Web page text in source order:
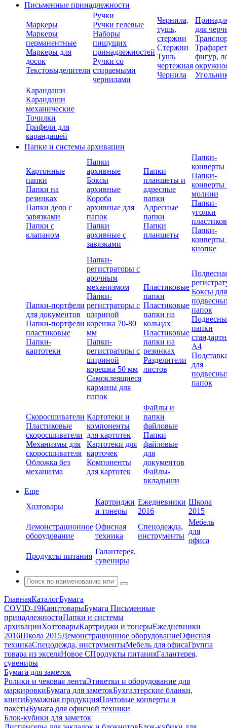
Письменные принадлежности
Маркеры
Маркеры
перманентные
Маркеры для
досок
Текстовыделители
Ручки
Ручки гелевые
Наборы
пишущих
принадлежностей
Ручки со
стираемыми
чернилами
Чернила,
тушь,
стержни
Стержни
Тушь
чертежная
Чернила
для
фигур,
Карандаши
Карандаши
механические
Точилки
Грифели для
карандашей
Папки и системы архивации
Картонные
папки
Папки на
резинках
Папки дело с
завязками
Папки с
клапаном
Папки
архивные
Боксы
архивные
Короба
архивные для
папок
Папки
архивные с
завязками
Папки
планшеты и
адресные
папки
Адресные
папки
Папки
планшеты
Папки-
конверты
Папки-
конверты
молнии
Папки-
уголки
Папки-
конверты
кнопке
Папки-портфели
для документов
Папки-портфели
пластиковые
Папки-
картотеки
Папки-
регистраторы с
арочным
механизмом
Папки-
регистраторы с
шириной
корешка 70-80
мм
Папки-
регистраторы с
шириной
корешка 50 мм
Самоклеящиеся
карманы для
папок
Пластиковые
папки
Пластиковые
папки на
кольцах
Пластиковые
папки на
резинках
Разделители
листов
Боксы для
папок
папки
А4
для
папок
Скоросшиватели
Пластиковые
скоросшиватели
Механизмы для
скоросшивателя
Обложка без
механизма
Картотеки и
компоненты
для картотек
Картотеки для
карточек
Компоненты
для картотек
Файлы и
папки
файловые
Папки
файловые
для
документов
Файлы-
вкладыши
Еще
Хозтовары
Картриджи
и тонеры
Ежедневники
2016
Школа
2015
Демонстрационное
оборудование
Офисная
техника
Спецодежда,
инструменты
Мебель
для
офиса
Продукты питания
Галантерея,
сувениры
ГлавнаяКаталогБумага
COVID-19КанцтоварыБумага Письменные
принадлежностиПапки и системы
архивацииХозтоварыКартриджи и тонерыЕжедневники
2016Школа 2015Демонстрационное оборудованиеОфисная
техникаСпецодежда, инструментыМебель для офисаГруппа
товара из экселяНовое СПродукты питанияГалантерея,
сувениры
Бумага для заметок
Ролики и чековая лентаЭтикетки и оборудование для
маркировкиБумага для заметокБухгалтерские бланки,
книгиБумажная продукцияПочтовые конверты и
пакетыБумага для офисной техники
Блок-кубики для заметок